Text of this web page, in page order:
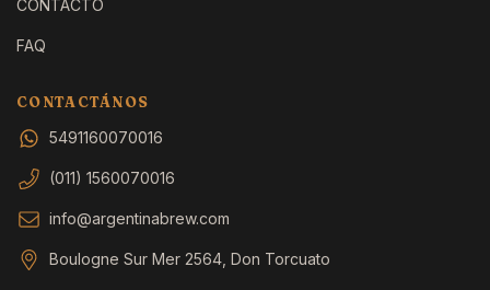
CONTACTO
FAQ
CONTACTÁNOS
5491160070016
(011) 1560070016
info@argentinabrew.com
Boulogne Sur Mer 2564, Don Torcuato